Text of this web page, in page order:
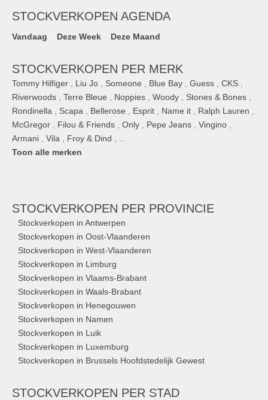
STOCKVERKOPEN AGENDA
Vandaag Deze Week Deze Maand
STOCKVERKOPEN PER MERK
Tommy Hilfiger Liu Jo Someone Blue Bay Guess CKS
Riverwoods
Terre Bleue Noppies Woody Stones & Bones
Rondinella
Scapa Bellerose Esprit Name it Ralph Lauren
McGregor
Filou & Friends Only Pepe Jeans Vingino
Armani
Vila Froy & Dind
Toon alle merken
STOCKVERKOPEN PER PROVINCIE
Stockverkopen in Antwerpen
Stockverkopen in Oost-Vlaanderen
Stockverkopen in West-Vlaanderen
Stockverkopen in Limburg
Stockverkopen in Vlaams-Brabant
Stockverkopen in Waals-Brabant
Stockverkopen in Henegouwen
Stockverkopen in Namen
Stockverkopen in Luik
Stockverkopen in Luxemburg
Stockverkopen in Brussels Hoofdstedelijk Gewest
STOCKVERKOPEN PER STAD